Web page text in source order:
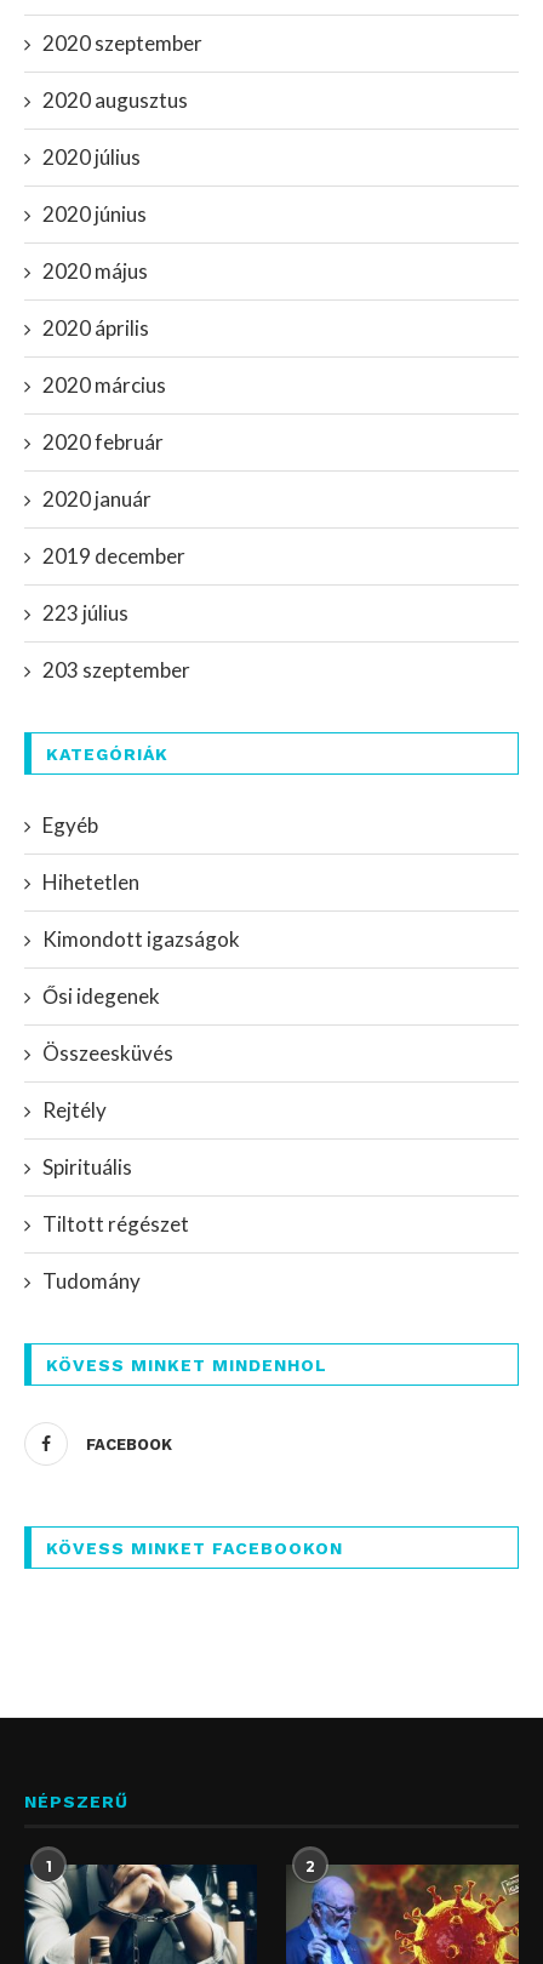
2020 szeptember
2020 augusztus
2020 július
2020 június
2020 május
2020 április
2020 március
2020 február
2020 január
2019 december
223 július
203 szeptember
KATEGÓRIÁK
Egyéb
Hihetetlen
Kimondott igazságok
Ősi idegenek
Összeesküvés
Rejtély
Spirituális
Tiltott régészet
Tudomány
KÖVESS MINKET MINDENHOL
FACEBOOK
KÖVESS MINKET FACEBOOKON
NÉPSZERŰ
1 2